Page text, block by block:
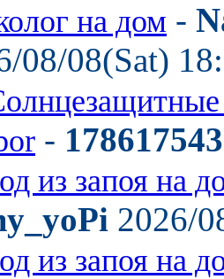
на дом -
08/08(Sat)
-
из запоя на
2026/
из запоя на